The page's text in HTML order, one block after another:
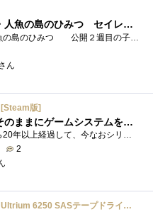
映画ちいかわ・人魚の島のひみつ セイレーンのモデルは犬だった？
ん
版]
ストーリーはそのままにゲームシステムを現代化
シリーズ開始から20年以上経過して、今なおシリーズの完結が見えてこない日本ファルコムのストーリーRPG、「英雄伝説軌跡シリーズ」。シリーズ...
2
StoreEver LTO6 Ultrium 6250 SASテープドライブ(内蔵型)